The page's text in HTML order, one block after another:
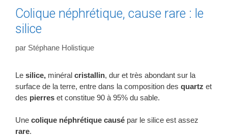
Colique néphrétique, cause rare : le
silice
par Stéphane Holistique
Le silice, minéral cristallin, dur et très abondant sur la
surface de la terre, entre dans la composition des quartz et
des pierres et constitue 90 à 95% du sable.
Une colique néphrétique causé par le silice est assez
rare.